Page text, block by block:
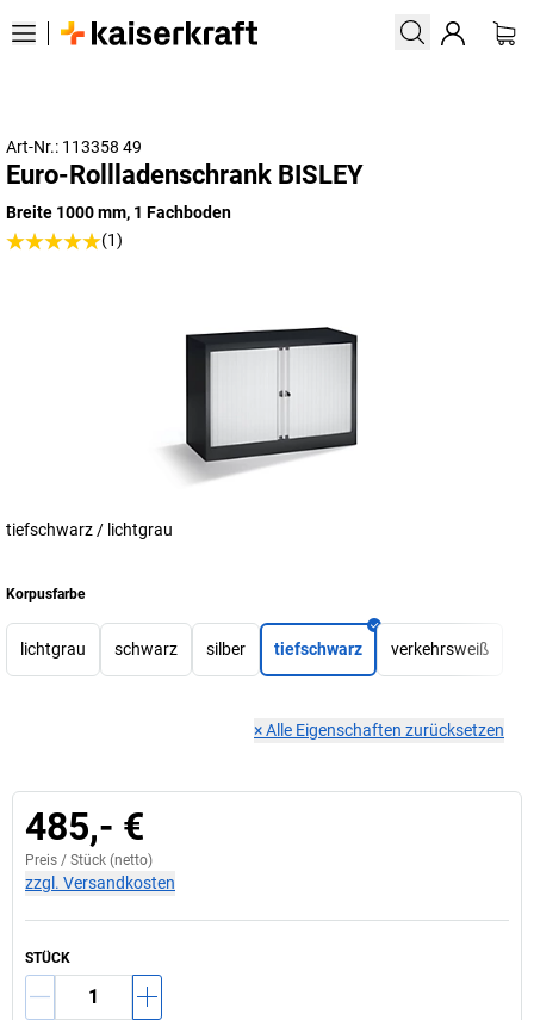
Art-Nr.: 113358 49
Euro-Rollladenschrank BISLEY
Breite 1000 mm, 1 Fachboden
(1)
tiefschwarz / lichtgrau
Korpusfarbe
lichtgrau schwarz silber tiefschwarz verkehrsweiß
×Alle Eigenschaften zurücksetzen
485,- €
Preis / Stück (netto)
zzgl. Versandkosten
STÜCK